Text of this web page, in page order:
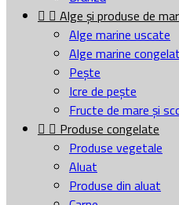
  Alge și produse de
Alge marine uscate
Alge marine
Pește
Icre de pește
Fructe de mare și
  Produse congelate
Produse vegetale
Aluat
Produse din aluat